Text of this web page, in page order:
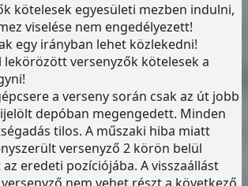
kötelesek egyesületi mezben indulni,
viselése nem engedélyezett!
egy irányban lehet közlekedni!
lekörözött versenyzők kötelesek a
a verseny során csak az út jobb
depóban megengedett. Minden
tilos. A műszaki hiba miatt
versenyző 2 körön belül
eredeti pozíciójába. A visszaállást